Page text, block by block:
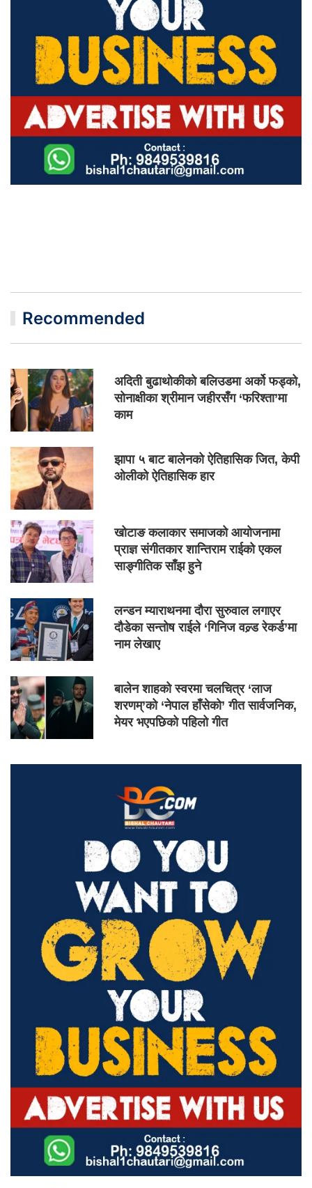
Recommended
अदिती बुढाथोकीको बलिउडमा अर्को फड्को,
सोनाक्षीका श्रीमान जहीरसँग ‘फरिश्ता’मा
काम
झापा ५ बाट बालेनको ऐतिहासिक जित, केपी
ओलीको ऐतिहासिक हार
खोटाङ कलाकार समाजको आयोजनामा
प्राज्ञ संगीतकार शान्तिराम राईको एकल
साङ्गीतिक साँझ हुने
लन्डन म्याराथनमा दौरा सुरुवाल लगाएर
दौडेका सन्तोष राईले ‘गिनिज वल्र्ड रेकर्ड’मा
नाम लेखाए
बालेन शाहको स्वरमा चलचित्र ‘लाज
शरणम्’को ‘नेपाल हाँसेको’ गीत सार्वजनिक,
मेयर भएपछिको पहिलो गीत